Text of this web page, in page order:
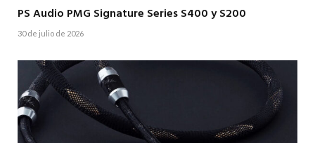
PS Audio PMG Signature Series S400 y S200
30 de julio de 2026